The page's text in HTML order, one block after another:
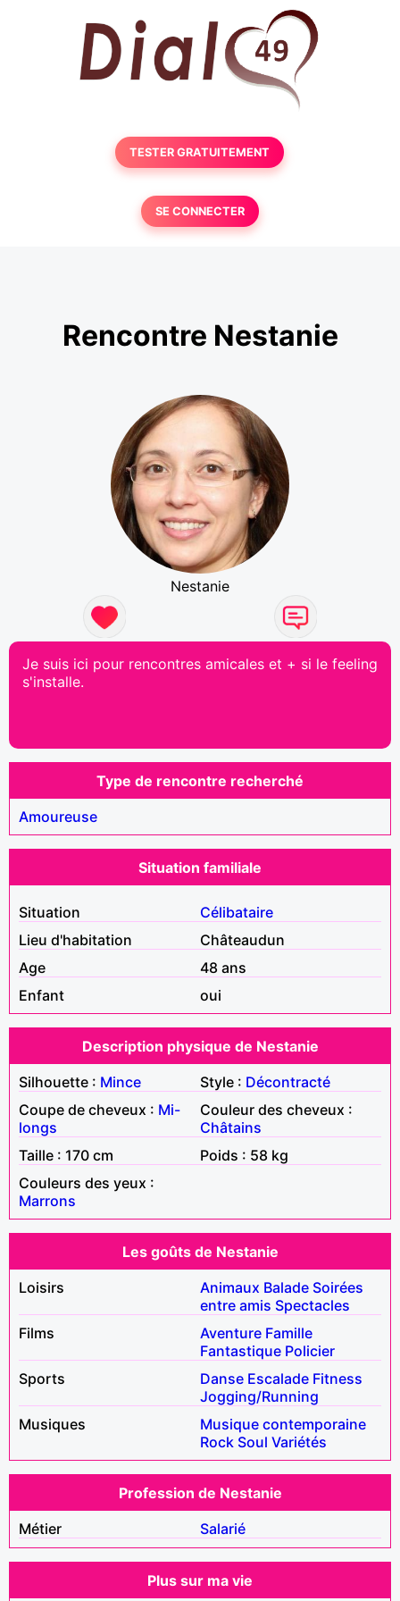
TESTER GRATUITEMENT
SE CONNECTER
Rencontre Nestanie
Nestanie
Je suis ici pour rencontres amicales et + si le feeling
s'installe.
Type de rencontre recherché
Amoureuse
Situation familiale
Situation
Célibataire
Lieu d'habitation
Châteaudun
Age
48 ans
Enfant
oui
Description physique de Nestanie
Silhouette : Mince Style : Décontracté
Coupe de cheveux : Mi-
longs
Couleur des cheveux :
Châtains
Taille : 170 cm
Poids : 58 kg
Couleurs des yeux :
Marrons
Les goûts de Nestanie
Loisirs
Animaux Balade Soirées
entre amis Spectacles
Films
Aventure Famille
Fantastique Policier
Sports
Danse Escalade Fitness
Jogging/Running
Musiques
Musique contemporaine
Rock Soul Variétés
Profession de Nestanie
Métier
Salarié
Plus sur ma vie